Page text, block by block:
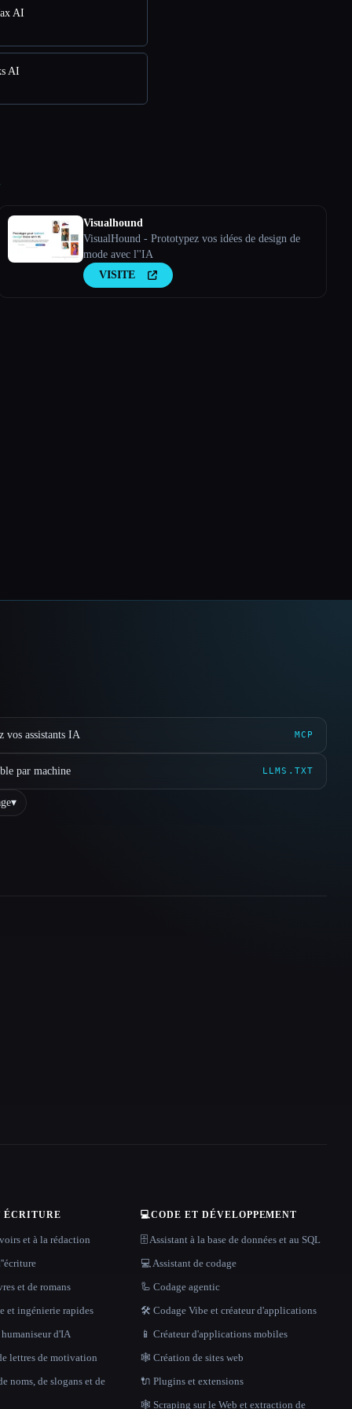
AI
AI
Visualhound
VisualHound - Prototypez vos idées de design de
mode avec l''IA
VISITE
vos assistants IA MCP
par machine LLMS.TXT
▾
ÉCRITURE
et à la rédaction
et de romans
et ingénierie rapides
d'IA
lettres de motivation
noms, de slogans et de
💻CODE ET DÉVELOPPEMENT
🗄️ Assistant à la base de données et au SQL
💻 Assistant de codage
🦾 Codage agentic
🛠️ Codage Vibe et créateur d'applications
📱 Créateur d'applications mobiles
🕸 Création de sites web
🔌 Plugins et extensions
🕸️ Scraping sur le Web et extraction de